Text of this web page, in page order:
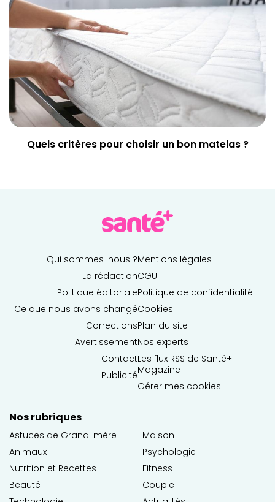
Quels critères pour choisir un bon matelas ?
Qui sommes-nous ?
La rédaction
Politique éditoriale
Ce que nous avons changé
Corrections
Avertissement
Contact
Publicité
Mentions légales
CGU
Politique de confidentialité
Cookies
Plan du site
Nos experts
Les flux RSS de Santé+
Magazine
Gérer mes cookies
Nos rubriques
Astuces de Grand-mère
Animaux
Nutrition et Recettes
Beauté
Maison
Psychologie
Fitness
Couple